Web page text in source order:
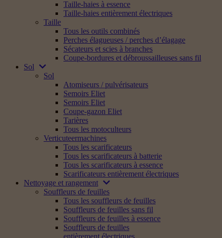
Taille-haies à essence
Taille-haies entièrement électriques
Taille
Tous les outils combinés
Perches élagueuses / perches d’élagage
Sécateurs et scies à branches
Coupe-bordures et débroussailleuses sans fil
Sol
Sol
Atomiseurs / pulvérisateurs
Semoirs Eliet
Semoirs Eliet
Coupe-gazon Eliet
Tarières
Tous les motoculteurs
Verticuteermachines
Tous les scarificateurs
Tous les scarificateurs à batterie
Tous les scarificateurs à essence
Scarificateurs entièrement électriques
Nettoyage et rangement
Souffleurs de feuilles
Tous les souffleurs de feuilles
Souffleurs de feuilles sans fil
Souffleurs de feuilles à essence
Souffleurs de feuilles
entièrement électriques